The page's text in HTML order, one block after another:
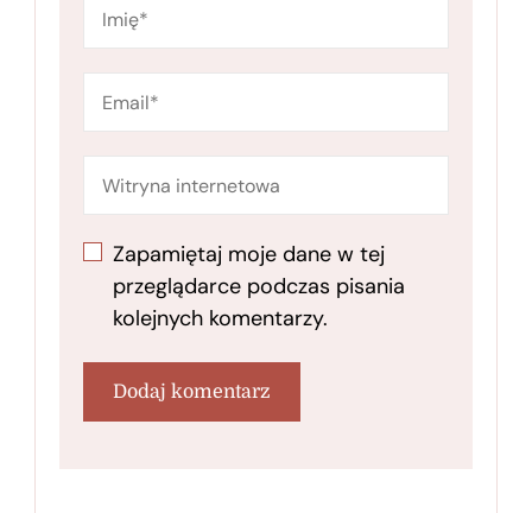
Zapamiętaj moje dane w tej
przeglądarce podczas pisania
kolejnych komentarzy.